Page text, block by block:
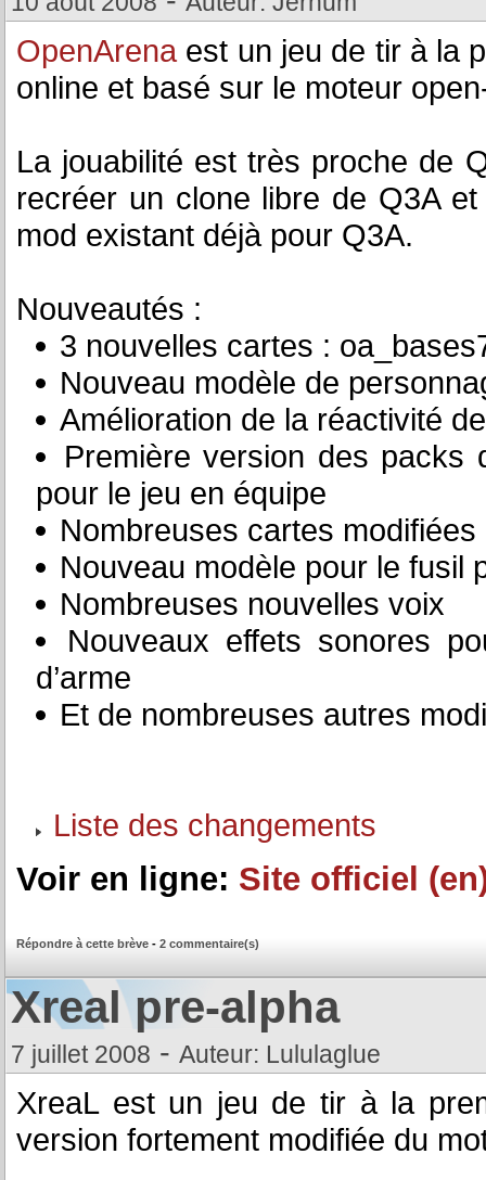
OpenArena est un jeu de tir à la
online et basé sur le moteur
La jouabilité est très proche de
recréer un clone libre de Q3A
mod existant déjà pour Q3A.
Nouveautés :
3 nouvelles cartes :
Nouveau modèle de
Amélioration de la réactivité
Première version des packs
pour le jeu en équipe
Nombreuses cartes
Nouveau modèle pour le fusil
Nombreuses nouvelles voix
Nouveaux effets sonores
d’arme
Et de nombreuses autres
Liste des changements
Voir en ligne: Site officiel
Répondre à cette brève - 2 commentaire(s)
Xreal pre-alpha
7 juillet 2008 - Auteur: Lululaglue
XreaL est un jeu de tir à la
version fortement modifiée du